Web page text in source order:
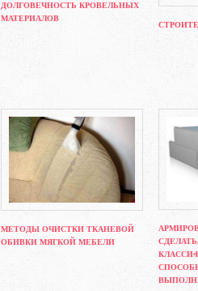
ДОЛГОВЕЧНОСТЬ КРОВЕЛЬНЫХ
МАТЕРИАЛОВ
МЕТОДЫ ОЧИСТКИ ТКАНЕВОЙ
ОБИВКИ МЯГКОЙ МЕБЕЛИ